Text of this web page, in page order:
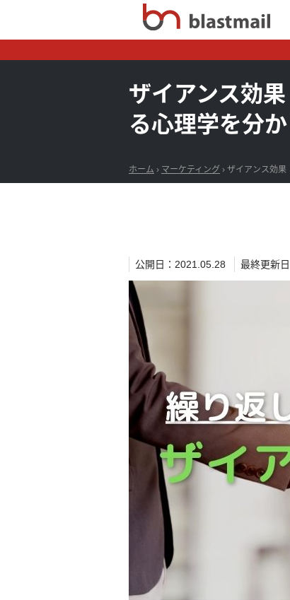
ザイアンス効
る心理学を分
ホーム › マーケティング › ザイアンス効果
公開日：2021.05.28 最終更新